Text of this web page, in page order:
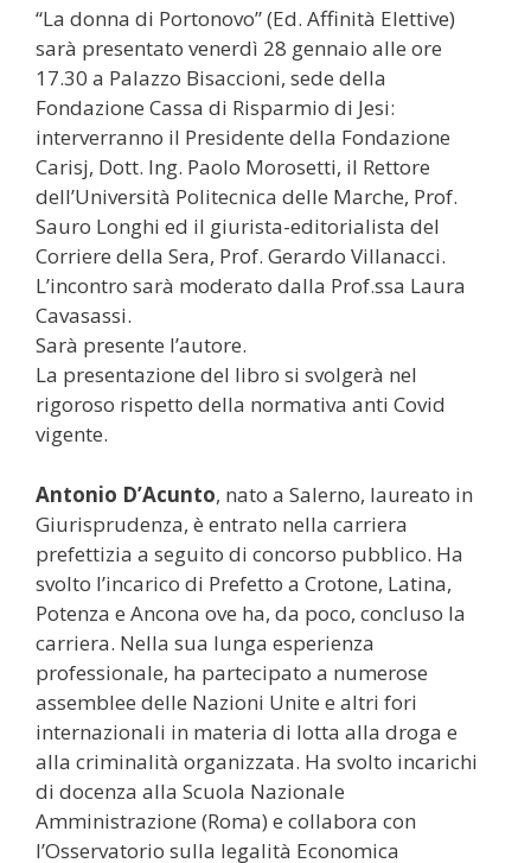
“La donna di Portonovo” (Ed. Affinità Elettive)
sarà presentato venerdì 28 gennaio alle ore
17.30 a Palazzo Bisaccioni, sede della
Fondazione Cassa di Risparmio di Jesi:
interverranno il Presidente della Fondazione
Carisj, Dott. Ing. Paolo Morosetti, il Rettore
dell’Università Politecnica delle Marche, Prof.
Sauro Longhi ed il giurista-editorialista del
Corriere della Sera, Prof. Gerardo Villanacci.
L’incontro sarà moderato dalla Prof.ssa Laura
Cavasassi.
Sarà presente l’autore.
La presentazione del libro si svolgerà nel
rigoroso rispetto della normativa anti Covid
vigente.
Antonio D’Acunto, nato a Salerno, laureato in
Giurisprudenza, è entrato nella carriera
prefettizia a seguito di concorso pubblico. Ha
svolto l’incarico di Prefetto a Crotone, Latina,
Potenza e Ancona ove ha, da poco, concluso la
carriera. Nella sua lunga esperienza
professionale, ha partecipato a numerose
assemblee delle Nazioni Unite e altri fori
internazionali in materia di lotta alla droga e
alla criminalità organizzata. Ha svolto incarichi
di docenza alla Scuola Nazionale
Amministrazione (Roma) e collabora con
l’Osservatorio sulla legalità Economica